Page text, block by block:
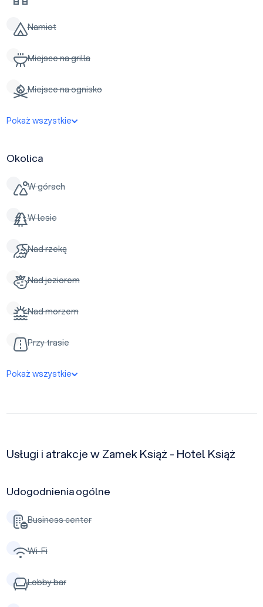
Namiot
Miejsce na grilla
Miejsce na ognisko
Pokaż wszystkie
Okolica
W górach
W lesie
Nad rzeką
Nad jeziorem
Nad morzem
Przy trasie
Pokaż wszystkie
Usługi i atrakcje w Zamek Książ - Hotel Książ
Udogodnienia ogólne
Business center
Wi-Fi
Lobby bar